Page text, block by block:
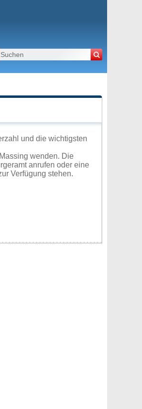
und die wichtigsten
wenden. Die
anrufen oder eine
Verfügung stehen.